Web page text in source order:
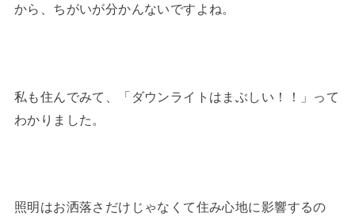
から、ちがいが分かんないですよね。
私も住んでみて、「ダウンライトはまぶしい！！」って
わかりました。
照明はお洒落さだけじゃなくて住み心地に影響するの